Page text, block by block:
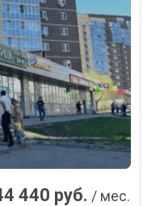
440 руб. / мес.